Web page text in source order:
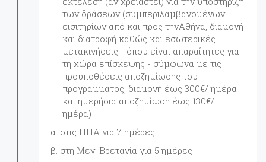
των δράσεων (συμπεριλαμβανομένων
εισιτηρίων από και προς τηνΑθήνα, διαμονή
και διατροφή καθώς και εσωτερικές
μετακινήσεις - όπου είναι απαραίτητες για
τη χώρα επίσκεψης - σύμφωνα με τις
προϋποθέσεις αποζημίωσης του
προγράμματος, διαμονή έως 300€/ ημέρα
και ημερήσια αποζημίωση έως 130€/
ημέρα)
α. στις ΗΠΑ για 7 ημέρες
β. στη Μεγ. Βρετανία για 5 ημέρες